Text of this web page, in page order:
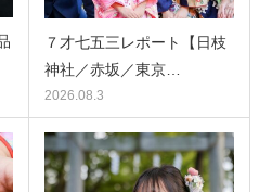
７才七五三レポート【日枝
神社／赤坂／東京…
2026.08.3